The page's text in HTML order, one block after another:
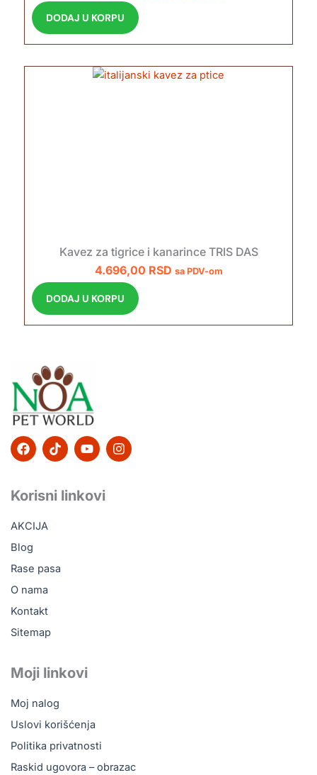
DODAJ U KORPU
Kavez za tigrice i kanarince TRIS DAS
4.696,00 RSD sa PDV-om
DODAJ U KORPU
F
a
b
o
o
k
T
i
o
k
Y
o
u
b
I
n
Korisni linkovi
AKCIJA
Blog
Rase pasa
O nama
Kontakt
Sitemap
Moji linkovi
Moj nalog
Uslovi korišćenja
Politika privatnosti
Raskid ugovora – obrazac